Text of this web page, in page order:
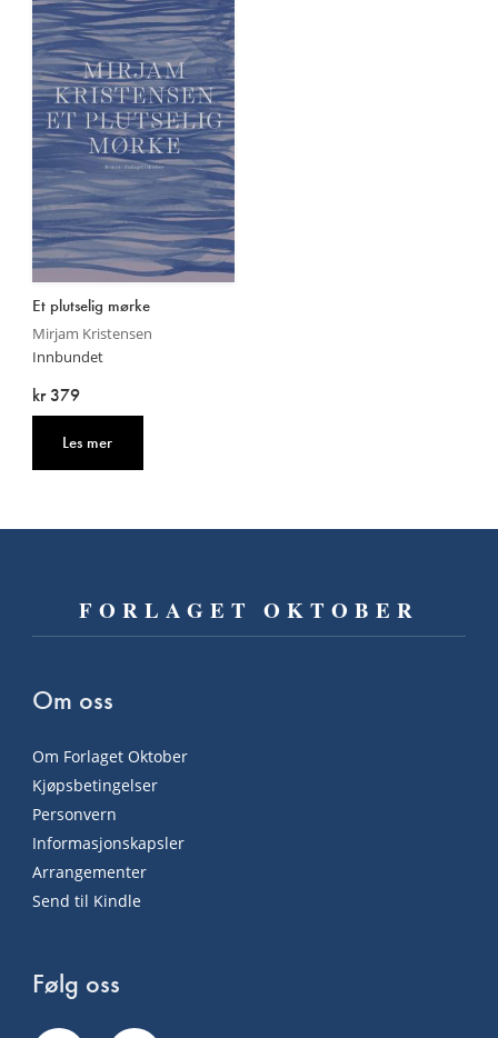
Et plutselig mørke
Mirjam Kristensen
Innbundet
kr 379
Les mer
FORLAGET OKTOBER
Om oss
Om Forlaget Oktober
Kjøpsbetingelser
Personvern
Informasjonskapsler
Arrangementer
Send til Kindle
Følg oss